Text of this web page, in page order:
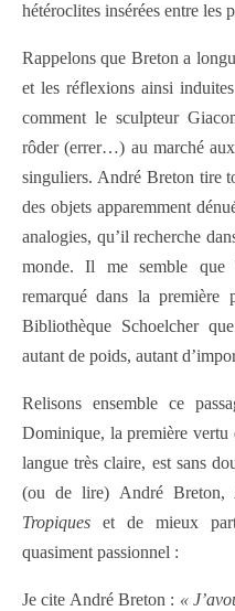
hétéroclites insérées entre les
Rappelons que Breton a
et les réflexions ainsi
comment le sculpteur
rôder (errer…) au marché
singuliers. André Breton tire
des objets apparemment
analogies, qu’il recherche
monde. Il me semble que
remarqué dans la première
Bibliothèque Schoelcher
autant de poids, autant
Relisons ensemble ce
Dominique, la première vertu
langue très claire, est sans
(ou de lire) André Breton,
Tropiques et de mieux
quasiment passionnel :
Je cite André Breton : «